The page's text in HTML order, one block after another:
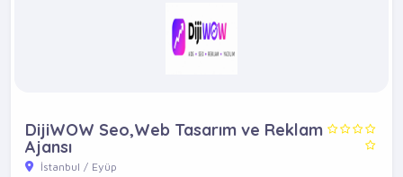
DijiWOW Seo,Web Tasarım ve Reklam
Ajansı
İstanbul / Eyüp